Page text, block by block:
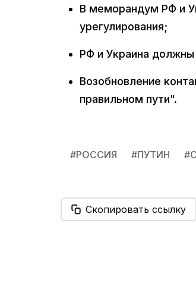
В меморандум РФ и
урегулирования;
РФ и Украина
Возобновление
правильном пути".
#РОССИЯ #ПУТИН #
Скопировать ссылку